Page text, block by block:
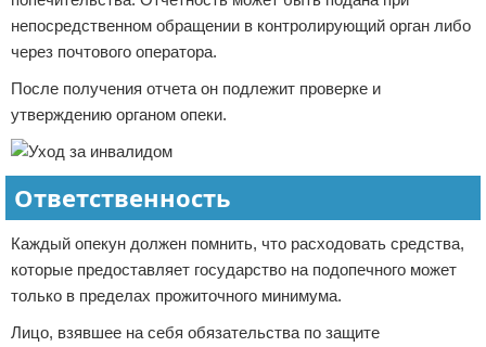
непосредственном обращении в контролирующий орган либо
через почтового оператора.
После получения отчета он подлежит проверке и
утверждению органом опеки.
Ответственность
Каждый опекун должен помнить, что расходовать средства,
которые предоставляет государство на подопечного может
только в пределах прожиточного минимума.
Лицо, взявшее на себя обязательства по защите